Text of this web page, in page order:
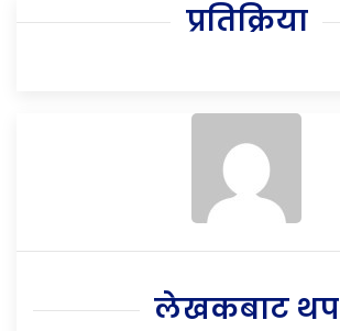
प्रतिक्रिया
लेखकबाट थप